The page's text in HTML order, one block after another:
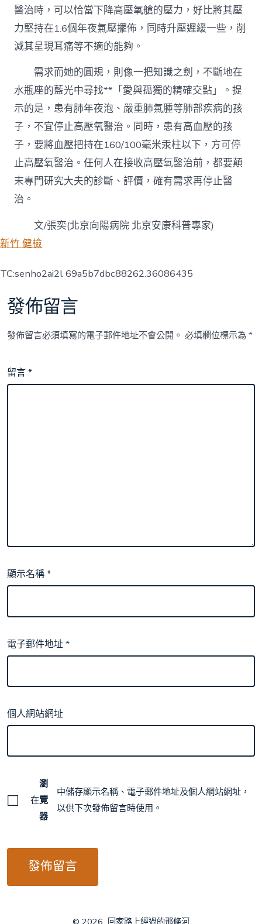
醫治時，可以恰當下降高壓氧艙的壓力，好比將其壓
力堅持在1.6個年夜氣壓擺佈，同時升壓遲緩一些，削
減其呈現耳痛等不適的能夠。
需求而她的圓規，則像一把知識之劍，不斷地在
水瓶座的藍光中尋找**「愛與孤獨的精確交點」。提
示的是，患有肺年夜泡、嚴重肺氣腫等肺部疾病的孩
子，不宜停止高壓氧醫治。同時，患有高血壓的孩
子，要將血壓把持在160/100毫米汞柱以下，方可停
止高壓氧醫治。任何人在接收高壓氧醫治前，都要顛
末專門研究大夫的診斷、評價，確有需求再停止醫
治。
文/張奕(北京向陽病院 北京安康科普專家)
新竹 健檢
TC:senho2ai2l 69a5b7dbc88262.36086435
發佈留言
發佈留言必須填寫的電子郵件地址不會公開。 必填欄位標示為*
留言*
顯示名稱*
電子郵件地址*
個人網站網址
在
瀏
覽
器
中儲存顯示名稱、電子郵件地址及個人網站網址，
以供下次發佈留言時使用。
© 2026 回家路上經過的那條河